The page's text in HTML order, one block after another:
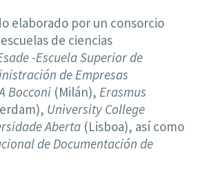
elaborado por un consorcio
de ciencias
-Escuela Superior de
de Empresas
Bocconi (Milán), Erasmus
University College
Aberta (Lisboa), así como
de Documentación de